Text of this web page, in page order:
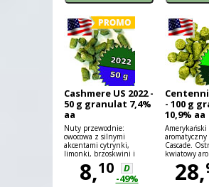
Cashmere US 2022 -
50 g granulat 7,4%
aa
Nuty przewodnie:
owocowa z silnymi
akcentami cytrynki,
limonki, brzoskwini i
melona, w tle nuty kokosa,
trawy cytrynowej,
cukierków i ziół.
8,10
D
-49%
- 100 g
10,9% aa
Amerykański
Cascade.
kwiatowy
28,